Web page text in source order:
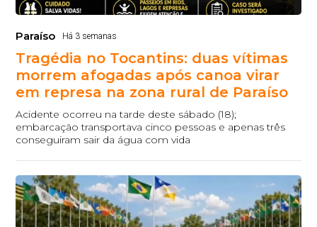
Paraíso Há 3 semanas
Tragédia no Tocantins: duas vítimas
morrem afogadas após canoa virar
em represa na zona rural de Paraíso
Acidente ocorreu na tarde deste sábado (18);
embarcação transportava cinco pessoas e apenas três
conseguiram sair da água com vida